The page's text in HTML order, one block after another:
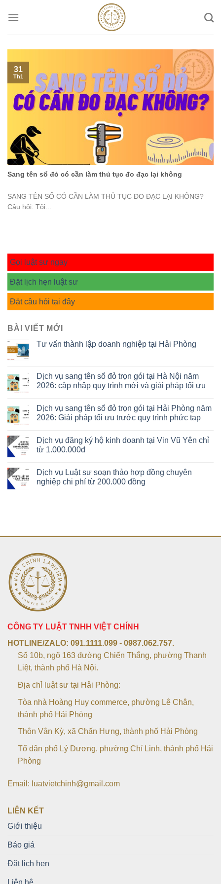
Sang tên sổ đỏ có cần làm thủ tục đo đạc lại không
SANG TÊN SỔ CÓ CẦN LÀM THỦ TỤC ĐO ĐẠC LẠI KHÔNG?
Câu hỏi: Tôi...
31
Th1
Gọi luật sư ngay
Đặt lịch hẹn luật sư
Đặt câu hỏi tại đây
BÀI VIẾT MỚI
Tư vấn thành lập doanh nghiệp tại Hải Phòng
Dịch vụ sang tên sổ đỏ trọn gói tại Hà Nội năm
2026: cập nhập quy trình mới và giải pháp tối ưu
Dịch vụ sang tên sổ đỏ trọn gói tại Hải Phòng năm
2026: Giải pháp tối ưu trước quy trình phức tạp
Dịch vụ đăng ký hộ kinh doanh tại Vin Vũ Yên chỉ
từ 1.000.000đ
Dịch vụ Luật sư soạn thảo hợp đồng chuyên
nghiệp chi phí từ 200.000 đồng
CÔNG TY LUẬT TNHH VIỆT CHÍNH
HOTLINE/ZALO: 091.1111.099 - 0987.062.757.
Số 10b, ngõ 163 đường Chiến Thắng, phường Thanh
Liệt, thành phố Hà Nội.
Địa chỉ luật sư tại Hải Phòng:
Tòa nhà Hoàng Huy commerce, phường Lê Chân,
thành phố Hải Phòng
Thôn Vân Kỳ, xã Chấn Hưng, thành phố Hải Phòng
Tổ dân phố Lý Dương, phường Chí Linh, thành phố Hải
Phòng
Email: luatvietchinh@gmail.com
LIÊN KẾT
Giới thiệu
Báo giá
Đặt lịch hẹn
Liên hệ